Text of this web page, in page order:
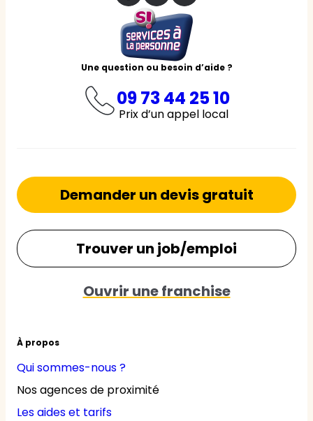
Une question ou besoin d’aide ?
09 73 44 25 10
Prix d’un appel local
À propos
Qui sommes-nous ?
Nos agences de proximité
Les aides et tarifs
Demander un devis gratuit
Trouver un job/emploi
Ouvrir une franchise